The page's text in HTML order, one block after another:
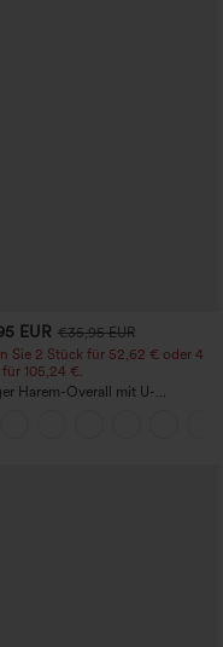
EUR €35,95 EUR
Sie 2 Stück für 52,62 € oder 4
105,24 €.
Harem-Overall mit U-
und Taschen - Easy Peezy